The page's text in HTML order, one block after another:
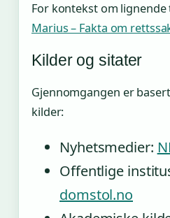
For kontekst om lignende
Marius – Fakta om
Kilder og sitater
Gjennomgangen er
kilder:
Nyhetsmedier:
Offentlige
domstol.no